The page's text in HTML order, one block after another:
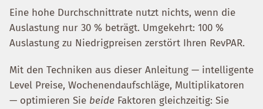
Eine hohe Durchschnittrate nutzt nichts, wenn die
Auslastung nur 30 % beträgt. Umgekehrt: 100 %
Auslastung zu Niedrigpreisen zerstört Ihren RevPAR.
Mit den Techniken aus dieser Anleitung — intelligente
Level Preise, Wochenendaufschläge, Multiplikatoren
— optimieren Sie beide Faktoren gleichzeitig: Sie